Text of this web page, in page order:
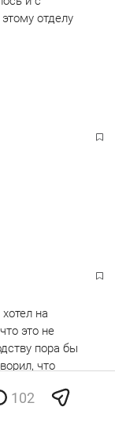
отделу
на
это не
пора бы
что
"уберите
102